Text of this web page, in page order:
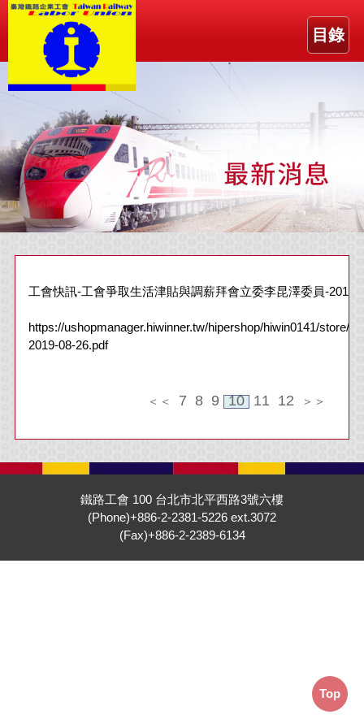
目錄
工會快訊-工會爭取生活津貼與調薪拜會立委李昆澤委員-2019-
https://ushopmanager.hiwinner.tw/hipershop/hiwin0141/store/
2019-08-26.pdf
＜＜ 7 8 910 11 12 ＞＞
鐵路工會 100 台北市北平西路3號六樓
(Phone)+886-2-2381-5226 ext.3072
(Fax)+886-2-2389-6134
Top